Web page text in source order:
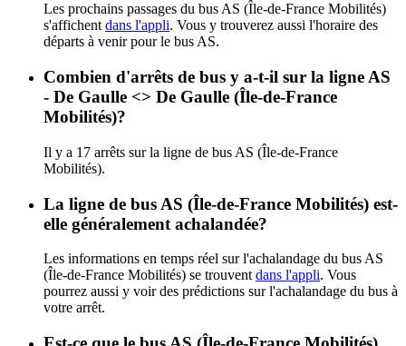
Les prochains passages du bus AS (Île-de-France Mobilités)
s'affichent dans l'appli. Vous y trouverez aussi l'horaire des
départs à venir pour le bus AS.
Combien d'arrêts de bus y a-t-il sur la ligne AS
- De Gaulle <> De Gaulle (Île-de-France
Mobilités)?
Il y a 17 arrêts sur la ligne de bus AS (Île-de-France
Mobilités).
La ligne de bus AS (Île-de-France Mobilités) est-
elle généralement achalandée?
Les informations en temps réel sur l'achalandage du bus AS
(Île-de-France Mobilités) se trouvent dans l'appli. Vous
pourrez aussi y voir des prédictions sur l'achalandage du bus à
votre arrêt.